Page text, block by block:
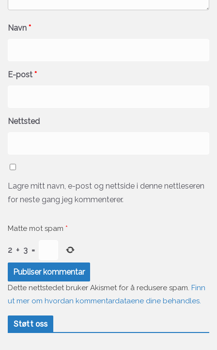
Navn *
E-post *
Nettsted
Lagre mitt navn, e-post og nettside i denne nettleseren
for neste gang jeg kommenterer.
Matte mot spam *
2 + 3 =
Dette nettstedet bruker Akismet for å redusere spam. Finn
ut mer om hvordan kommentardataene dine behandles.
Støtt oss